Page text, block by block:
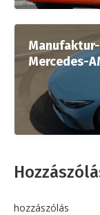
Mercedes-
hozzászólás